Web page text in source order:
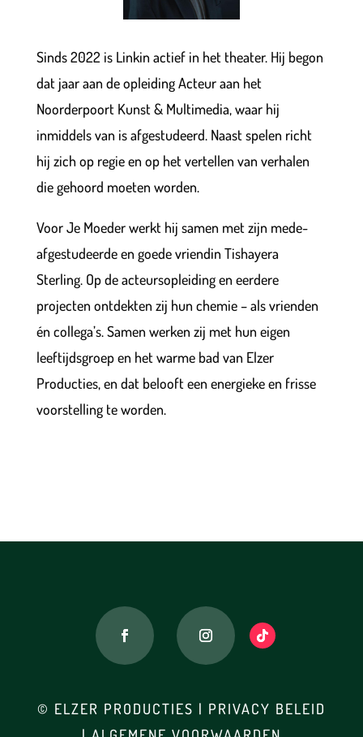
Sinds 2022 is Linkin actief in het theater. Hij begon
dat jaar aan de opleiding Acteur aan het
Noorderpoort Kunst & Multimedia, waar hij
inmiddels van is afgestudeerd. Naast spelen richt
hij zich op regie en op het vertellen van verhalen
die gehoord moeten worden.
Voor Je Moeder werkt hij samen met zijn mede-
afgestudeerde en goede vriendin Tishayera
Sterling. Op de acteursopleiding en eerdere
projecten ontdekten zij hun chemie – als vrienden
én collega’s. Samen werken zij met hun eigen
leeftijdsgroep en het warme bad van Elzer
Producties, en dat belooft een energieke en frisse
voorstelling te worden.
© ELZER PRODUCTIES | PRIVACY BELEID